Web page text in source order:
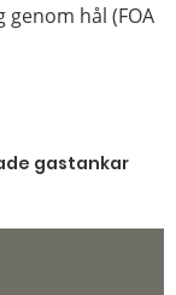
hål (FOA
gastankar